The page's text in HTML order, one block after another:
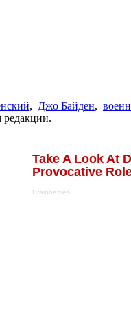
, Джо Байден,
редакции.